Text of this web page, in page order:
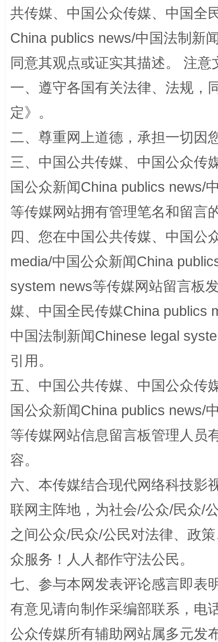
全民健身五年计划来了！等你上场
国家大学科技园优化重塑工作
扯下公款旅游的“隐身衣” 如何以
“蜀中异人”王建安的艺术幻境
共传媒、中国公众传媒、中国全
China publics news/中国法制新
同意其观点或证实其描述。 注
一、遵守各国有关法律、法规，
定》。
二、尊重网上道德，承担一切因
三、中国公共传媒、中国公众传
国公众新闻China publics news/
等传媒网站拥有管理笔名和留言
四、您在中国公共传媒、中国公
media/中国公众新闻China
system news等传媒网站留言板
媒、中国全民传媒China publics
中国法制新闻Chinese legal
引用。
五、中国公共传媒、中国公众传
国公众新闻China publics news/
等传媒网站信息留言板管理人员
容。
六、本传媒结合现代网络科技影
联网主阵地，为社会/公众/民众/
之间公众/民众/公民对法律、政
众服务！人人都作守法公民。
七、参与本网发表评论感言即表
有意见请向制作采编部联系，电
公众传媒所有辅助网站属多元发